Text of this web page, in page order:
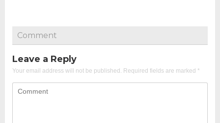
Comment
Leave a Reply
Your email address will not be published. Required fields are marked *